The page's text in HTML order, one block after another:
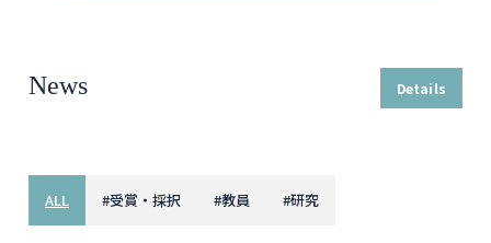
News Details
ALL #受賞・採択 #教員 #研究